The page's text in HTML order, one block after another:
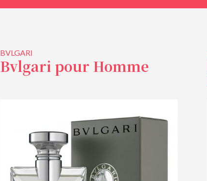
Bijoux et Verre soufflé
BVLGARI
Bvlgari pour Homme